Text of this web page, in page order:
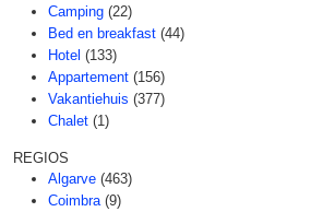
Camping (22)
Bed en breakfast (44)
Hotel (133)
Appartement (156)
Vakantiehuis (377)
Chalet (1)
REGIOS
Algarve (463)
Coimbra (9)